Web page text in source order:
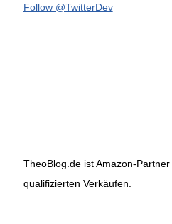
Follow @TwitterDev
TheoBlog.de ist Amazon-
qualifizierten Verkäufen.